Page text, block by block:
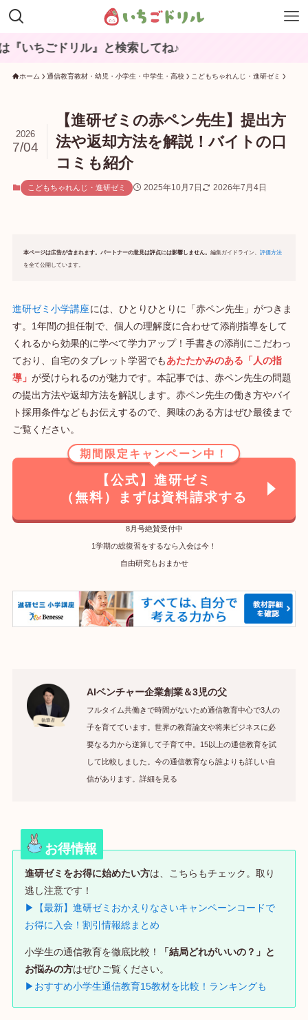
リル』と検索してね♪
ホーム 通信教育教材・幼児・小学生・中学生・高校 こどもちゃれんじ・進研ゼミ
【進研ゼミの赤ペン先生】提出方
法や返却方法を解説！バイトの口
コミも紹介
2026
7/04
こどもちゃれんじ・進研ゼミ 2025年10月7日 2026年7月4日
本ページは広告が含まれます。パートナーの意見は評点には影響しません。 編集ガイドライン、 評価方法
を全て公開しています。
進研ゼミ小学講座には、ひとりひとりに「赤ペン先生」がつきま
す。1年間の担任制で、個人の理解度に合わせて添削指導をして
くれるから効果的に学べて学力アップ！手書きの添削にこだわっ
ており、自宅のタブレット学習でもあたたかみのある「人の指
導」 が受けられるのが魅力です。本記事では、赤ペン先生の問題
の提出方法や返却方法を解説します。赤ペン先生の働き方やバイ
ト採用条件などもお伝えするので、興味のある方はぜひ最後まで
ご覧ください。
期間限定キャンペーン中！
【公式】進研ゼミ
（無料）まずは資料請求する
8月号絶賛受付中
1学期の総復習をするなら入会は今！
自由研究もおまかせ
AIベンチャー企業創業＆3児の父
フルタイム共働きで時間がないため通信教育中心で3人の
子を育てています。世界の教育論文や将来ビジネスに必
要なる力から逆算して子育て中。15以上の通信教育を試
して比較しました。今の通信教育なら誰よりも詳しい自
信があります。詳細を見る
お得情報
進研ゼミをお得に始めたい方は、こちらもチェック。取り
逃し注意です！
▶【最新】進研ゼミおかえりなさいキャンペーンコードで
お得に入会！割引情報総まとめ
小学生の通信教育を徹底比較！
「結局どれがいいの？」と
お悩みの方はぜひご覧ください。
▶おすすめ小学生通信教育15教材を比較！ランキングも